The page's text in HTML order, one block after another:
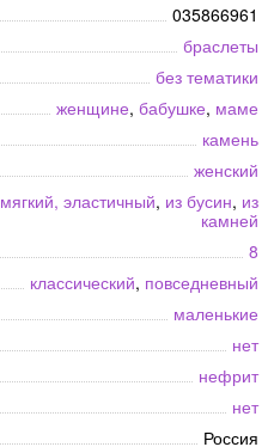
035866961
браслеты
без тематики
женщине, бабушке, маме
камень
женский
мягкий, эластичный, из бусин, из
камней
8
классический, повседневный
маленькие
нет
нефрит
нет
Россия